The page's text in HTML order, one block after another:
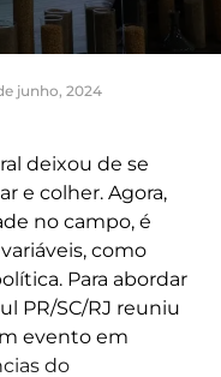
junho, 2024
deixou de se
e colher. Agora,
no campo, é
como
Para abordar
PR/SC/RJ reuniu
evento em
do